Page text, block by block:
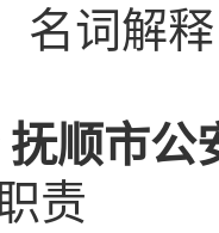
名词解释
抚顺市公
责